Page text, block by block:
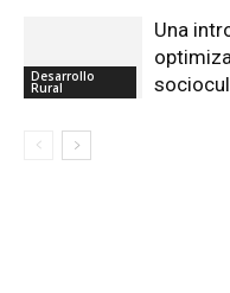
Desarrollo
Rural
Una